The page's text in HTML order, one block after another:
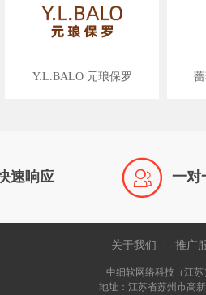
Y.L.BALO 元琅保罗
速响应  一对
关于我们 推广
中细软网络科技（江
地址：江苏省苏州市高